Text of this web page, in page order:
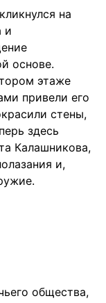
на
и
основе.
этаже
привели его
стены,
здесь
Калашникова,
и,
общества,